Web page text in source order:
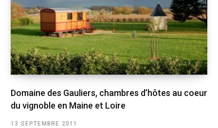
Domaine des Gauliers, chambres d’hôtes au coeur
du vignoble en Maine et Loire
13 SEPTEMBRE 2011